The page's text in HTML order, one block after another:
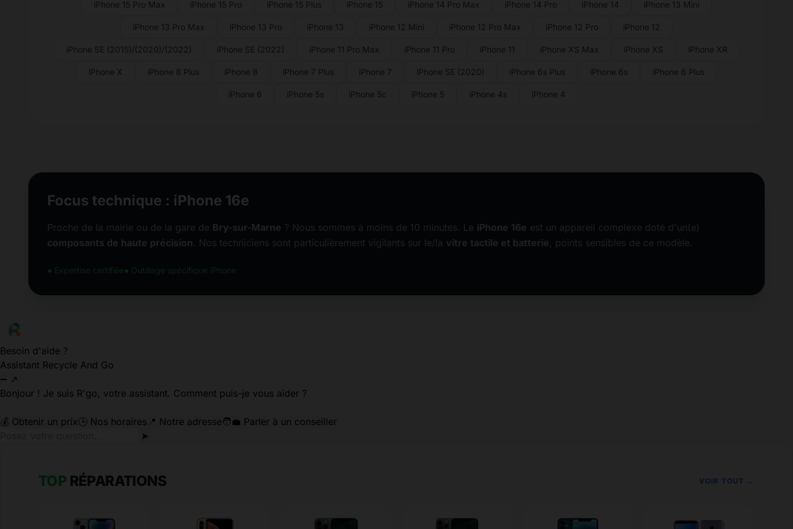
iPhone 15 Pro Max iPhone 15 Pro iPhone 15 Plus iPhone 15 iPhone 14 Pro Max iPhone 14 Pro iPhone 14 iPhone 13 Mini
iPhone 13 Pro Max iPhone 13 Pro iPhone 13 iPhone 12 Mini iPhone 12 Pro Max iPhone 12 Pro iPhone 12
iPhone SE (2015)/(2020)/(2022) iPhone SE (2022) iPhone 11 Pro Max iPhone 11 Pro iPhone 11 iPhone XS Max iPhone XS iPhone XR
iPhone X iPhone 8 Plus iPhone 8 iPhone 7 Plus iPhone 7 iPhone SE (2020) iPhone 6s Plus iPhone 6s iPhone 6 Plus
iPhone 6 iPhone 5s iPhone 5c iPhone 5 iPhone 4s iPhone 4
Focus technique : iPhone 16e
Proche de la mairie ou de la gare de Bry-sur-Marne ? Nous sommes à moins de 10 minutes. Le iPhone 16e est un appareil complexe doté d'un(e)
composants de haute précision. Nos techniciens sont particulièrement vigilants sur le/la vitre tactile et batterie, points sensibles de ce modèle.
● Expertise certifiée● Outillage spécifique iPhone
Besoin d'aide ?
Assistant Recycle And Go
➖ ↗
Bonjour ! Je suis R'go, votre assistant. Comment puis-je vous aider ?
💰 Obtenir un prix🕒 Nos horaires 📍 Notre adresse🧑‍💼 Parler à un conseiller
➤
TOP RÉPARATIONS VOIR TOUT →